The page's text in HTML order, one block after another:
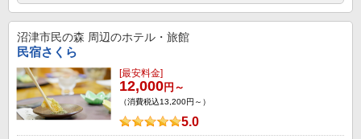
沼津市民の森 周辺のホテル・旅館
民宿さくら
[最安料金]
12,000円～
（消費税込13,200円～）
5.0